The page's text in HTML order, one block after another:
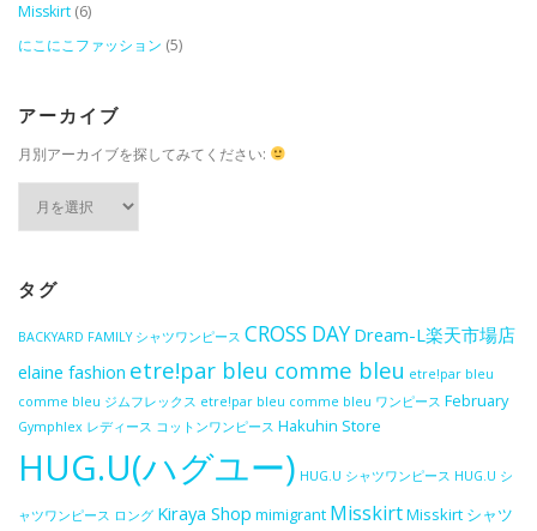
Misskirt (6)
にこにこファッション (5)
アーカイブ
月別アーカイブを探してみてください:
ブ
タグ
BACKYARD FAMILY シャツワンピース CROSS DAY Dream-L楽天市場店
elaine fashion etre!par bleu comme bleu etre!par bleu
comme bleu ジムフレックス etre!par bleu comme bleu ワンピース February
Gymphlex レディース コットンワンピース Hakuhin Store
HUG.U(ハグユー) HUG.U シャツワンピース HUG.U シ
ャツワンピース ロング Kiraya Shop mimigrant MisskirtMisskirt シャツ